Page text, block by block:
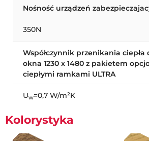
Nośność urządzeń
350N
Współczynnik przenikania ciepła
okna 1230 x 1480 z pakietem
ciepłymi ramkami ULTRA
Uw=0,7 W/m²K
Kolorystyka